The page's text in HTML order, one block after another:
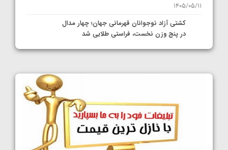
1405/05/11
کشتی آزاد نوجوانان قهرمانی جهان؛ چهار مدال
در پنج وزن نخست، فراستی طلایی شد
1405/05/11
کشتی آزاد نوجوانان جهان؛ رقبای نمایندگان
ایران مشخص شدند
1405/05/08